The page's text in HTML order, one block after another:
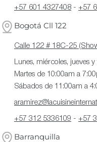
+57 601 4327408 - +57
Bogotá Cll 122
Calle 122 # 18C-25
Lunes, miércoles, jueves
Martes de 10:00am a
Sábados de 11:00am a
+57 312 5336109 - +57
Barranquilla